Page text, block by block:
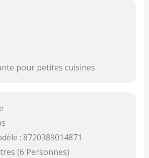
pour petites cuisines
: 8720389014871
(6 Personnes)